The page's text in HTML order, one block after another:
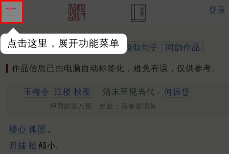
点击这里，展开功能菜单
登录
作品 标注四声 出处、引用 相似句子 同韵作品
作品信息已由电脑自动标签化，难免有误，仅供参考。
玉梅令 江楼 秋夜 清末至现当代 · 何振岱
押词韵第八部 出处：我春室词集
楼心 孤照 。
月挂 松 颠小。